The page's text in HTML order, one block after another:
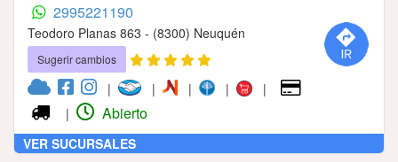
2995221190
Teodoro Planas 863 - (8300) Neuquén
Sugerir cambios
| | | |
|
|
Abierto
VER SUCURSALES